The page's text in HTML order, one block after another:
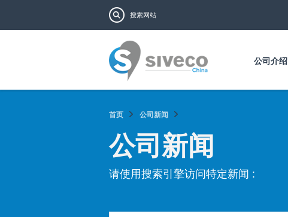
搜索表单
公司介绍
首页 公司新闻
公司新闻
请使用搜索引擎访问特定新闻 :
页面